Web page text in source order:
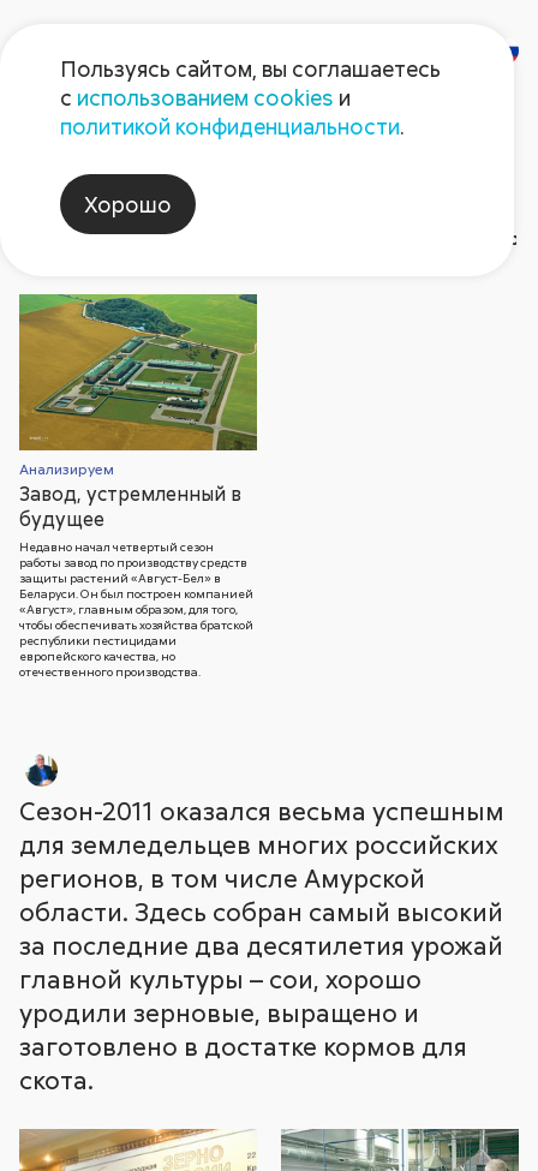
Газета
Газета №2 2012
2026 2025
Герой номера
2026 2025
Анализируем
Завод, устремленный в
будущее
Недавно начал четвертый сезон
работы завод по производству средств
защиты растений «Август-Бел» в
Беларуси. Он был построен компанией
«Август», главным образом, для того,
чтобы обеспечивать хозяйства братской
республики пестицидами
европейского качества, но
отечественного производства.
Сезон-2011 оказался весьма успешным
для земледельцев многих российских
регионов, в том числе Амурской
области. Здесь собран самый высокий
за последние два десятилетия урожай
главной культуры – сои, хорошо
уродили зерновые, выращено и
заготовлено в достатке кормов для
скота.
Пользуясь сайтом, вы соглашаетесь
с использованием cookies и
политикой конфиденциальности.
Хорошо